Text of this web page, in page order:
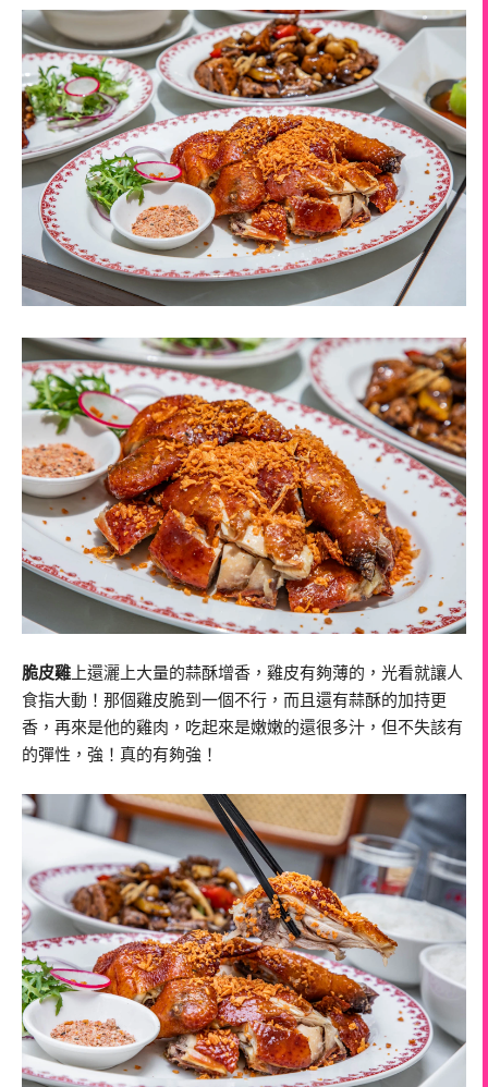
脆皮雞 上還灑上大量的蒜酥增香，雞皮有夠薄的，光看就讓人
食指大動！那個雞皮脆到一個不行，而且還有蒜酥的加持更
香，再來是他的雞肉，吃起來是嫩嫩的還很多汁，但不失該有
的彈性，強！真的有夠強！